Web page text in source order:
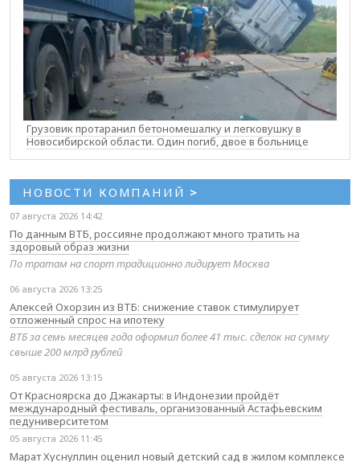
Грузовик протаранил бетономешалку и легковушку в
Новосибирской области. Один погиб, двое в больнице
НОВОСТИ КОМПАНИЙ >
07 августа 2026 14:42
По данным ВТБ, россияне продолжают много тратить на
здоровый образ жизни
По тратам на спорт традиционно лидирует Москва
06 августа 2026 13:25
Алексей Охорзин из ВТБ: снижение ставок стимулирует
отложенный спрос на ипотеку
ВТБ за семь месяцев года оформил более 41 тыс. сделок на сумму
свыше 200 млрд рублей
05 августа 2026 13:15
От Красноярска до Джакарты: в Индонезии пройдёт
международный фестиваль, организованный Астафьевским
педуниверситетом
05 августа 2026 11:45
Марат Хуснуллин оценил новый детский сад в жилом комплексе